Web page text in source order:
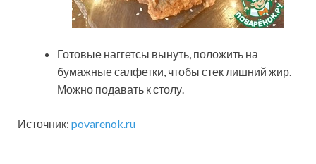
Готовые наггетсы вынуть, положить на
бумажные салфетки, чтобы стек лишний жир.
Можно подавать к столу.
Источник: povarenok.ru